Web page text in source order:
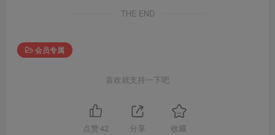
THE END
会员专属
喜欢就支持一下吧
点赞 42 分享 收藏